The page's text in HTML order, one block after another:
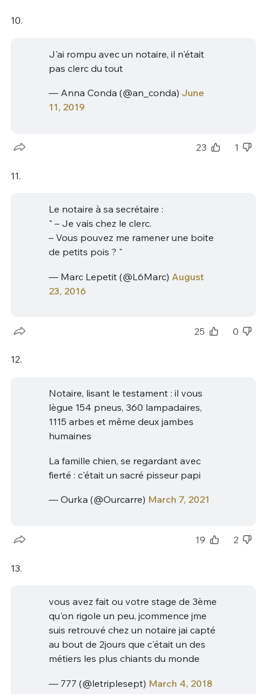
10.
J'ai rompu avec un notaire, il n'était
pas clerc du tout
— Anna Conda (@an_conda) June
11, 2019
23 1
11.
Le notaire à sa secrétaire :
" – Je vais chez le clerc.
– Vous pouvez me ramener une boite
de petits pois ? "
— Marc Lepetit (@L6Marc) August
23, 2016
25 0
12.
Notaire, lisant le testament : il vous
lègue 154 pneus, 360 lampadaires,
1115 arbes et même deux jambes
humaines
La famille chien, se regardant avec
fierté : c'était un sacré pisseur papi
— Ourka (@Ourcarre) March 7, 2021
19 2
13.
vous avez fait ou votre stage de 3ème
qu'on rigole un peu, jcommence jme
suis retrouvé chez un notaire jai capté
au bout de 2jours que c'était un des
métiers les plus chiants du monde
— 777 (@letriplesept) March 4, 2018